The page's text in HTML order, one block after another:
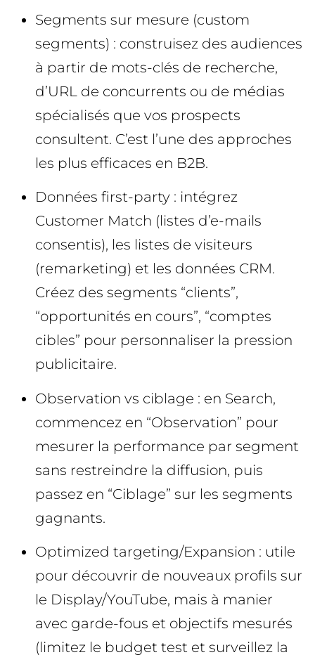
Segments sur mesure (custom
segments) : construisez des audiences
à partir de mots-clés de recherche,
d’URL de concurrents ou de médias
spécialisés que vos prospects
consultent. C’est l’une des approches
les plus efficaces en B2B.
Données first-party : intégrez
Customer Match (listes d’e-mails
consentis), les listes de visiteurs
(remarketing) et les données CRM.
Créez des segments “clients”,
“opportunités en cours”, “comptes
cibles” pour personnaliser la pression
publicitaire.
Observation vs ciblage : en Search,
commencez en “Observation” pour
mesurer la performance par segment
sans restreindre la diffusion, puis
passez en “Ciblage” sur les segments
gagnants.
Optimized targeting/Expansion : utile
pour découvrir de nouveaux profils sur
le Display/YouTube, mais à manier
avec garde-fous et objectifs mesurés
(limitez le budget test et surveillez la